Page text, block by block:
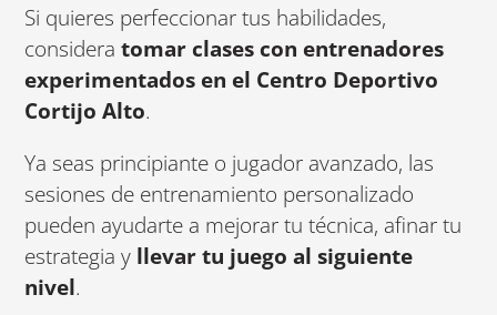
Si quieres perfeccionar tus habilidades,
consideratomar clases con entrenadores
experimentados en el Centro Deportivo
Cortijo Alto.
Ya seas principiante o jugador avanzado, las
sesiones de entrenamiento personalizado
pueden ayudarte a mejorar tu técnica, afinar tu
estrategia y llevar tu juego al siguiente
nivel.